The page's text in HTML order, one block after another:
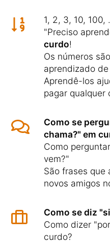
1, 2, 3, 10, 100,
"Preciso
curdo!
Os números
aprendizado
Aprendê-los
pagar qualquer
Como se
chama?" em
Como
vem?"
São frases que
novos amigos
Como se diz
Como dizer
curdo?